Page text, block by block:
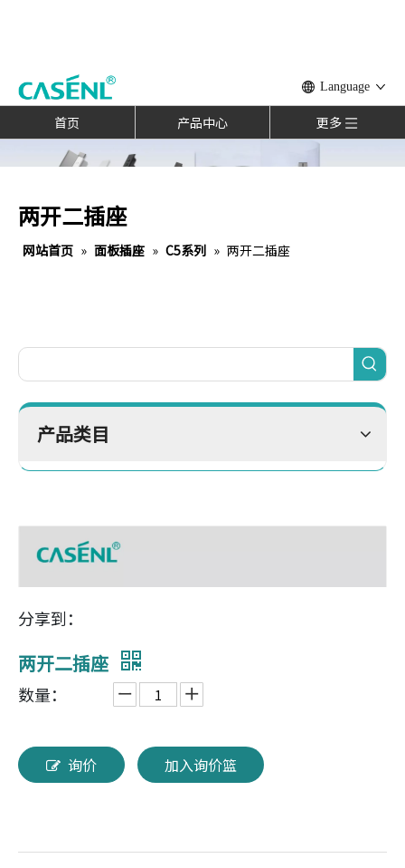
Language
首页 产品中心 更多
两开二插座
网站首页 » 面板插座 » C5系列 » 两开二插座
产品类目
分享到：
两开二插座
数量：
询价 加入询价篮